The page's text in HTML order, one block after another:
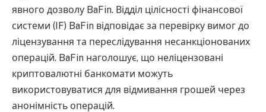
явного дозволу BaFin. Відділ цілісності фінансової
системи (IF) BaFin відповідає за перевірку вимог до
ліцензування та переслідування несанкціонованих
операцій. BaFin наголошує, що неліцензовані
криптовалютні банкомати можуть
використовуватися для відмивання грошей через
анонімність операцій.